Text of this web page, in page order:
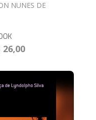
NUNES DE
26,00